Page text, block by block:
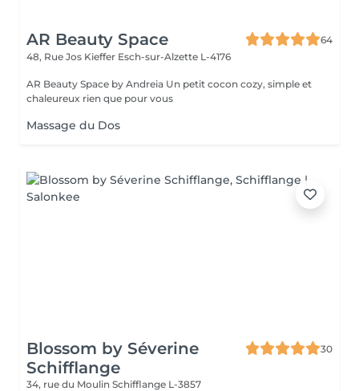
AR Beauty Space
64
48, Rue Jos Kieffer Esch-sur-Alzette L-4176
AR Beauty Space by Andreia Un petit cocon cozy, simple et
chaleureux rien que pour vous
Massage du Dos
Blossom by Séverine
Schifflange
30
34, rue du Moulin Schifflange L-3857